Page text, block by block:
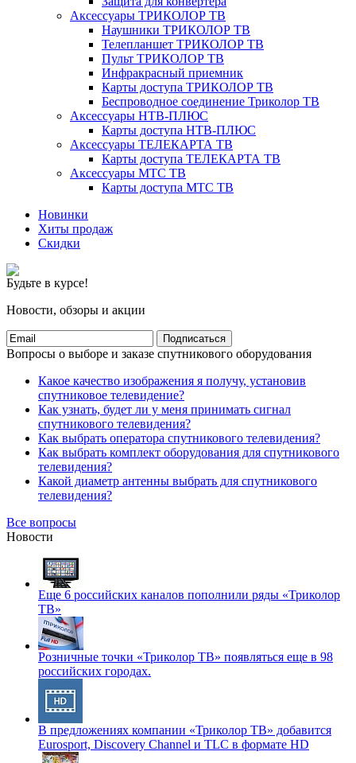
Аксессуары ТРИКОЛОР ТВ
Наушники ТРИКОЛОР ТВ
Телепланшет ТРИКОЛОР ТВ
Пульт ТРИКОЛОР ТВ
Инфракрасный приемник
Карты доступа ТРИКОЛОР ТВ
Беспроводное соединение Триколор ТВ
Аксессуары НТВ-ПЛЮС
Карты доступа НТВ-ПЛЮС
Аксессуары ТЕЛЕКАРТА ТВ
Карты доступа ТЕЛЕКАРТА ТВ
Аксессуары МТС ТВ
Карты доступа МТС ТВ
Новинки
Хиты продаж
Скидки
Будьте в курсе!
Новости, обзоры и акции
Подписаться
Вопросы о выборе и заказе спутникового оборудования
Какое качество изображения я получу, установив
спутниковое телевидение?
Как узнать, будет ли у меня принимать сигнал
спутникового телевидения?
Как выбрать оператора спутникового телевидения?
Как выбрать комплект оборудования для спутникового
телевидения?
Какой диаметр антенны выбрать для спутникового
телевидения?
Все вопросы
Новости
Еще 6 российских каналов пополнили ряды «Триколор
ТВ»
Розничные точки «Триколор ТВ» появляться еще в 98
российских городах.
В предложениях компании «Триколор ТВ» добавится
Eurosport, Discovery Channel и TLC в формате HD